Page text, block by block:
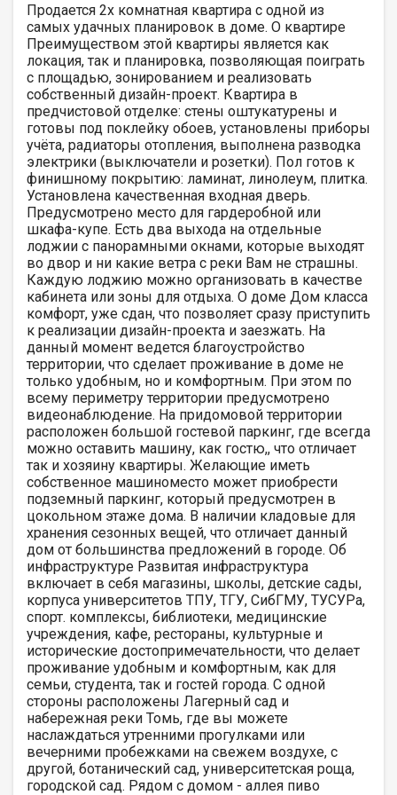
Продается 2х комнатная квартира с одной из
самых удачных планировок в доме. О квартире
Преимуществом этой квартиры является как
локация, так и планировка, позволяющая поиграть
с площадью, зонированием и реализовать
собственный дизайн-проект. Квартира в
предчистовой отделке: стены оштукатурены и
готовы под поклейку обоев, установлены приборы
учёта, радиаторы отопления, выполнена разводка
электрики (выключатели и розетки). Пол готов к
финишному покрытию: ламинат, линолеум, плитка.
Установлена качественная входная дверь.
Предусмотрено место для гардеробной или
шкафа-купе. Есть два выхода на отдельные
лоджии с панорамными окнами, которые выходят
во двор и ни какие ветра с реки Вам не страшны.
Каждую лоджию можно организовать в качестве
кабинета или зоны для отдыха. О доме Дом класса
комфорт, уже сдан, что позволяет сразу приступить
к реализации дизайн-проекта и заезжать. На
данный момент ведется благоустройство
территории, что сделает проживание в доме не
только удобным, но и комфортным. При этом по
всему периметру территории предусмотрено
видеонаблюдение. На придомовой территории
расположен большой гостевой паркинг, где всегда
можно оставить машину, как гостю,, что отличает
так и хозяину квартиры. Желающие иметь
собственное машиноместо может приобрести
подземный паркинг, который предусмотрен в
цокольном этаже дома. В наличии кладовые для
хранения сезонных вещей, что отличает данный
дом от большинства предложений в городе. Об
инфраструктуре Развитая инфраструктура
включает в себя магазины, школы, детские сады,
корпуса университетов ТПУ, ТГУ, СибГМУ, ТУСУРа,
спорт. комплексы, библиотеки, медицинские
учреждения, кафе, рестораны, культурные и
исторические достопримечательности, что делает
проживание удобным и комфортным, как для
семьи, студента, так и гостей города. С одной
стороны расположены Лагерный сад и
набережная реки Томь, где вы можете
наслаждаться утренними прогулками или
вечерними пробежками на свежем воздухе, с
другой, ботанический сад, университетская роща,
городской сад. Рядом с домом - аллея пиво